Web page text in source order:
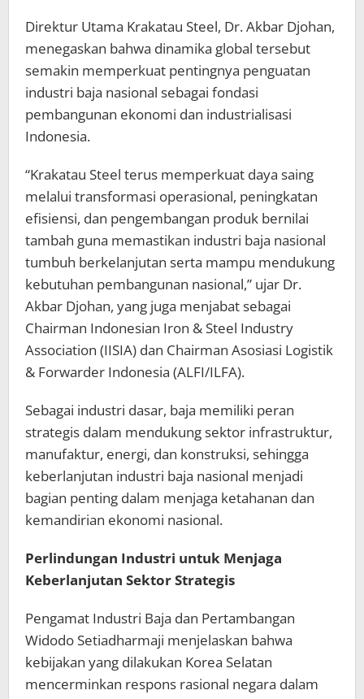
Direktur Utama Krakatau Steel, Dr. Akbar Djohan,
menegaskan bahwa dinamika global tersebut
semakin memperkuat pentingnya penguatan
industri baja nasional sebagai fondasi
pembangunan ekonomi dan industrialisasi
Indonesia.
“Krakatau Steel terus memperkuat daya saing
melalui transformasi operasional, peningkatan
efisiensi, dan pengembangan produk bernilai
tambah guna memastikan industri baja nasional
tumbuh berkelanjutan serta mampu mendukung
kebutuhan pembangunan nasional,” ujar Dr.
Akbar Djohan, yang juga menjabat sebagai
Chairman Indonesian Iron & Steel Industry
Association (IISIA) dan Chairman Asosiasi Logistik
& Forwarder Indonesia (ALFI/ILFA).
Sebagai industri dasar, baja memiliki peran
strategis dalam mendukung sektor infrastruktur,
manufaktur, energi, dan konstruksi, sehingga
keberlanjutan industri baja nasional menjadi
bagian penting dalam menjaga ketahanan dan
kemandirian ekonomi nasional.
Perlindungan Industri untuk Menjaga
Keberlanjutan Sektor Strategis
Pengamat Industri Baja dan Pertambangan
Widodo Setiadharmaji menjelaskan bahwa
kebijakan yang dilakukan Korea Selatan
mencerminkan respons rasional negara dalam